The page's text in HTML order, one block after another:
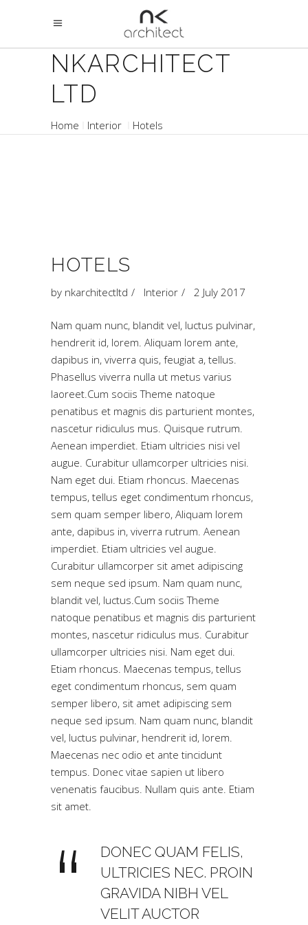
NKARCHITECT
LTD
Home Interior Hotels
HOTELS
by nkarchitectltd Interior 2 July 2017
Nam quam nunc, blandit vel, luctus pulvinar,
hendrerit id, lorem. Aliquam lorem ante,
dapibus in, viverra quis, feugiat a, tellus.
Phasellus viverra nulla ut metus varius
laoreet.Cum sociis Theme natoque
penatibus et magnis dis parturient montes,
nascetur ridiculus mus. Quisque rutrum.
Aenean imperdiet. Etiam ultricies nisi vel
augue. Curabitur ullamcorper ultricies nisi.
Nam eget dui. Etiam rhoncus. Maecenas
tempus, tellus eget condimentum rhoncus,
sem quam semper libero, Aliquam lorem
ante, dapibus in, viverra rutrum. Aenean
imperdiet. Etiam ultricies vel augue.
Curabitur ullamcorper sit amet adipiscing
sem neque sed ipsum. Nam quam nunc,
blandit vel, luctus.Cum sociis Theme
natoque penatibus et magnis dis parturient
montes, nascetur ridiculus mus. Curabitur
ullamcorper ultricies nisi. Nam eget dui.
Etiam rhoncus. Maecenas tempus, tellus
eget condimentum rhoncus, sem quam
semper libero, sit amet adipiscing sem
neque sed ipsum. Nam quam nunc, blandit
vel, luctus pulvinar, hendrerit id, lorem.
Maecenas nec odio et ante tincidunt
tempus. Donec vitae sapien ut libero
venenatis faucibus. Nullam quis ante. Etiam
sit amet.
DONEC QUAM FELIS,
ULTRICIES NEC. PROIN
GRAVIDA NIBH VEL
VELIT AUCTOR